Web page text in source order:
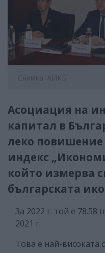
Снимка: АИКБ
Асоциация на
капитал в
леко
индекс
който измерва
българската
За 2022 г. той е 78.58
2021 г.
Това е най-високата